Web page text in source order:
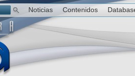
Noticias Contenidos